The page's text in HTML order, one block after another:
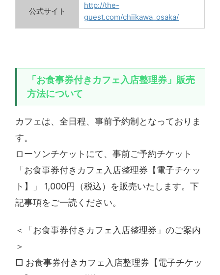
公式サイト
http://the-
guest.com/chiikawa_osaka/
「お食事券付きカフェ入店整理券」販売
方法について
カフェは、全日程、事前予約制となっておりま
す。
ローソンチケットにて、事前ご予約チケット
「お食事券付きカフェ入店整理券【電子チケッ
ト】」 1,000円（税込）を販売いたします。下
記事項をご一読ください。
＜「お食事券付きカフェ入店整理券」のご案内
＞
□ お食事券付きカフェ入店整理券【電子チケッ